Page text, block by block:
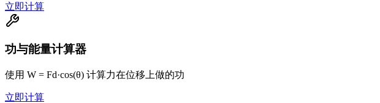
立即计算
功与能量计算器
使用 W = Fd·cos(θ) 计算力在位移上做的功
立即计算